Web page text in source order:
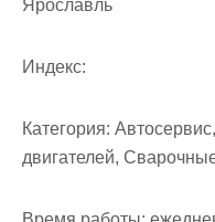
Ярославль
Индекс:
Категория:
двигателей,